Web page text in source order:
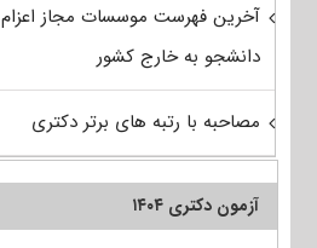
آخرین فهرست موسسات مجاز اعزام
دانشجو به خارج کشور
مصاحبه با رتبه های برتر دکتری
آزمون دکتری ۱۴۰۴